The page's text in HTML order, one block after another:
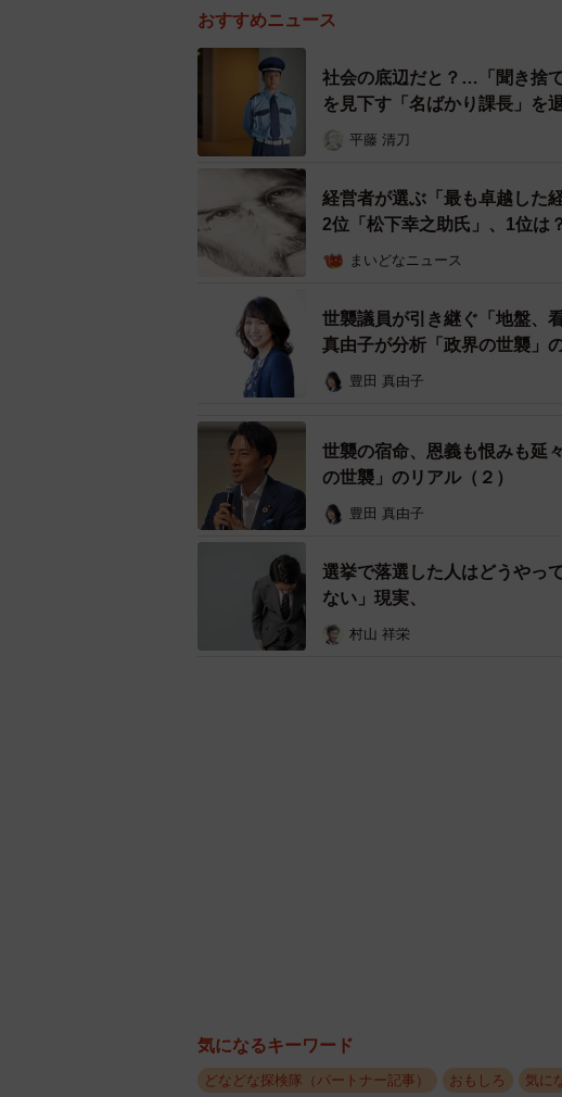
「麻生さんは政局や衆院解散時期の相談を含
権が長く続いたのは、官房長官だった菅さん
う大番頭がいたから」とし、副総理は内閣を
一方、副総理を置かない内閣もある。小泉純
た岸田内閣も実は、不在のままだ。その場合
通例官房長官が第１位となる。
ただ閣僚の序列はまた別の話。岸田内閣で
高市早苗氏とされている。自民党に目を移す
充幹事長となるが、副総理を降りた麻生氏も
多重的な権力構造は理解しづらい。
では旧民主党政権はどうだったか。旧通産省
４年から官邸に出向経験があり、参院議員時
官を務めた。松井さんによると、民主党政権
く変質した。首相や官房長官の部屋が並ぶ官
り、大臣職とは別の専従スタッフを置いたり
民主党政権は政治主導、官邸主導を高めよ
権力行使の整理が難しくなったといえそうだ
おすすめニュース
社会の底辺だと？…「聞き捨
を見下す「名ばかり課長」を
平藤 清刀
経営者が選ぶ「最も卓越した
2位「松下幸之助氏」、1位は？
まいどなニュース
世襲議員が引き継ぐ「地盤、
真由子が分析「政界の世襲」
豊田 真由子
世襲の宿命、恩義も恨みも延
の世襲」のリアル（２）
豊田 真由子
選挙で落選した人はどうやっ
ない」現実、
村山 祥栄
気になるキーワード
どなどな探検隊（パートナー記事） おもしろ 気に